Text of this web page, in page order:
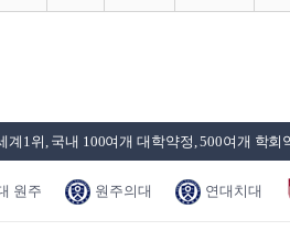
계1위, 국내 100여개 대학약정, 500여개 학회
원주 원주의대 연대치대